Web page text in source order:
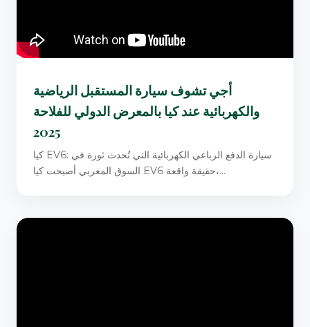
أجي تشوف سيارة المستقبل الرياضية
والكهربائية عند كيا بالمعرض الدولي للفلاحة
2025
كيا EV6: سيارة الدفع الرباعي الكهربائية التي تُحدث ثورة في
السوق المغربي أصبحت كيا EV6 حقيقة واقعة،...